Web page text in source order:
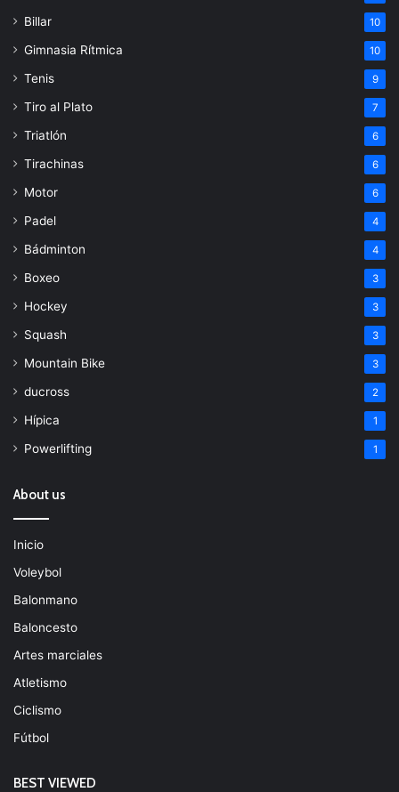
Billar 10
Gimnasia Rítmica 10
Tenis 9
Tiro al Plato 7
Triatlón 6
Tirachinas 6
Motor 6
Padel 4
Bádminton 4
Boxeo 3
Hockey 3
Squash 3
Mountain Bike 3
ducross 2
Hípica 1
Powerlifting 1
About us
Inicio
Voleybol
Balonmano
Baloncesto
Artes marciales
Atletismo
Ciclismo
Fútbol
BEST VIEWED